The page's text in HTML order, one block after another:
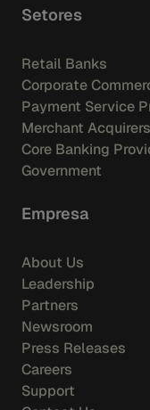
Setores
Retail Banks
Corporate
Payment Service
Merchant Acquirers
Core Banking
Government
Empresa
About Us
Leadership
Partners
Newsroom
Press Releases
Careers
Support